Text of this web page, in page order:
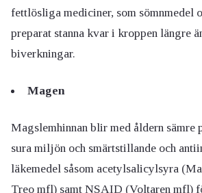
fettlösliga mediciner, som sömnmedel
preparat stanna kvar i kroppen längre
biverkningar.
Magen
Magslemhinnan blir med åldern sämre
sura miljön och smärtstillande och
läkemedel såsom acetylsalicylsyra
Treo mfl) samt NSAID (Voltaren mfl)